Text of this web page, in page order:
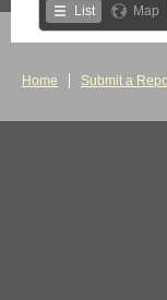
List Map
Home Submit a